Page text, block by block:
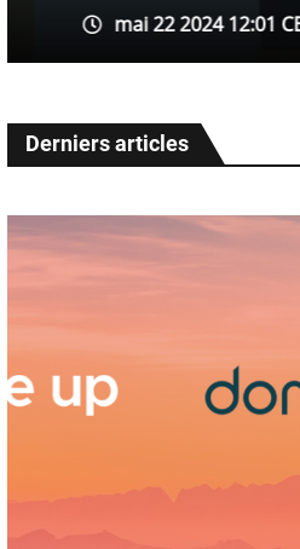
mai 22 2024 12:01 CEST
Derniers articles